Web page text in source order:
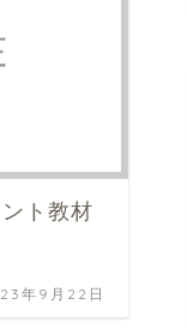
ト教材
年9月22日